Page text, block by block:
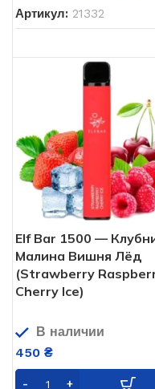
Артикул: 21332
Elf Bar 1500 —
Малина Вишня Лёд
(Strawberry
Cherry Ice)
В наличии
450 ₴